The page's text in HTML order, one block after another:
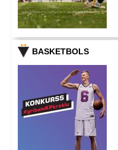
BASKETBOLS